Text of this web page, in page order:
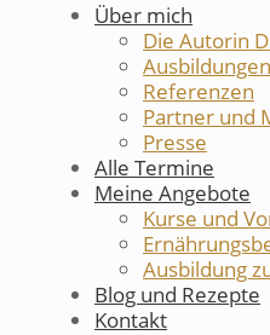
Über mich
Die Autorin
Ausbildungen
Referenzen
Partner und
Presse
Alle Termine
Meine Angebote
Kurse und
Ausbildung
Blog und Rezepte
Kontakt